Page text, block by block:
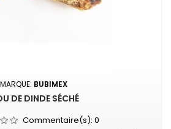
MARQUE: BUBIMEX
DE DINDE SÉCHÉ
Commentaire(s): 0